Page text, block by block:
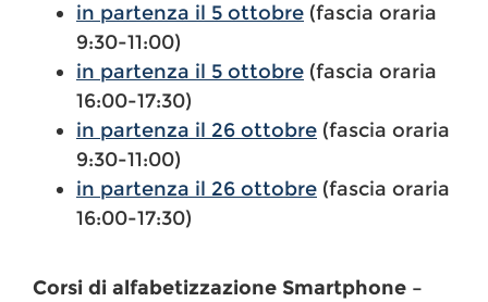
in partenza il 5 ottobre (fascia oraria
9:30-11:00)
in partenza il 5 ottobre (fascia oraria
16:00-17:30)
in partenza il 26 ottobre (fascia oraria
9:30-11:00)
in partenza il 26 ottobre (fascia oraria
16:00-17:30)
Corsi di alfabetizzazione Smartphone –